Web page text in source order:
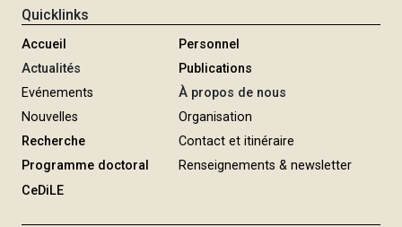
Quicklinks
Accueil
Actualités
Evénements
Nouvelles
Recherche
Programme doctoral
CeDiLE
Personnel
Publications
À propos de nous
Organisation
Contact et itinéraire
Renseignements & newsletter